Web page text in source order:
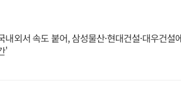
내외서 속도 붙어, 삼성물산·현대건설·대우건설
'